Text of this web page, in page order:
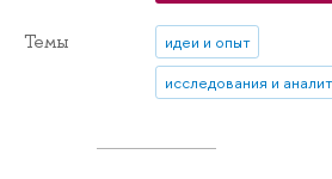
Темы
идеи и опыт
исследования и